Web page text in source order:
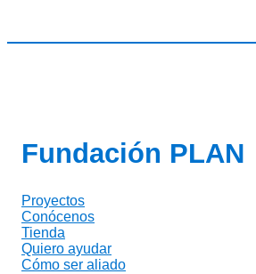
Fundación PLAN
Proyectos
Conócenos
Tienda
Quiero ayudar
Cómo ser aliado